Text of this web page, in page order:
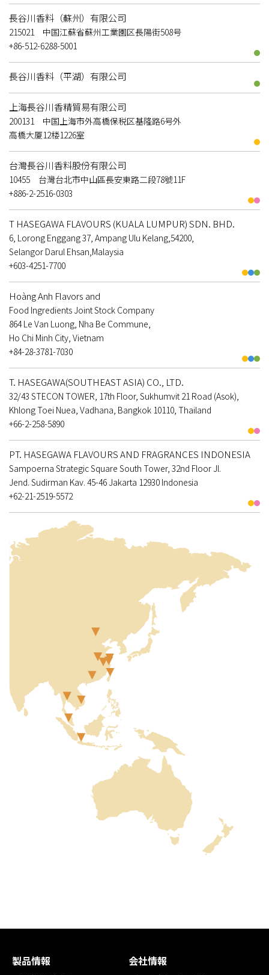
長谷川香料（蘇州）有限公司
215021 中国江蘇省蘇州工業園区長陽街508号
+86-512-6288-5001
長谷川香料（平湖）有限公司
上海長谷川香精貿易有限公司
200131 中国上海市外高橋保税区基隆路6号外
高橋大厦12楼1226室
台灣長谷川香料股份有限公司
10455 台灣台北市中山區長安東路二段78號11F
+886-2-2516-0303
T HASEGAWA FLAVOURS (KUALA LUMPUR) SDN. BHD.
6, Lorong Enggang 37, Ampang Ulu Kelang,54200,
Selangor Darul Ehsan,Malaysia
+603-4251-7700
Hoàng Anh Flavors and
Food Ingredients Joint Stock Company
864 Le Van Luong, Nha Be Commune,
Ho Chi Minh City, Vietnam
+84-28-3781-7030
T. HASEGAWA(SOUTHEAST ASIA) CO., LTD.
32/43 STECON TOWER, 17th Floor, Sukhumvit 21 Road (Asok),
Khlong Toei Nuea, Vadhana, Bangkok 10110, Thailand
+66-2-258-5890
PT. HASEGAWA FLAVOURS AND FRAGRANCES INDONESIA
Sampoerna Strategic Square South Tower, 32nd Floor Jl.
Jend. Sudirman Kav. 45-46 Jakarta 12930 Indonesia
+62-21-2519-5572
製品情報 会社情報